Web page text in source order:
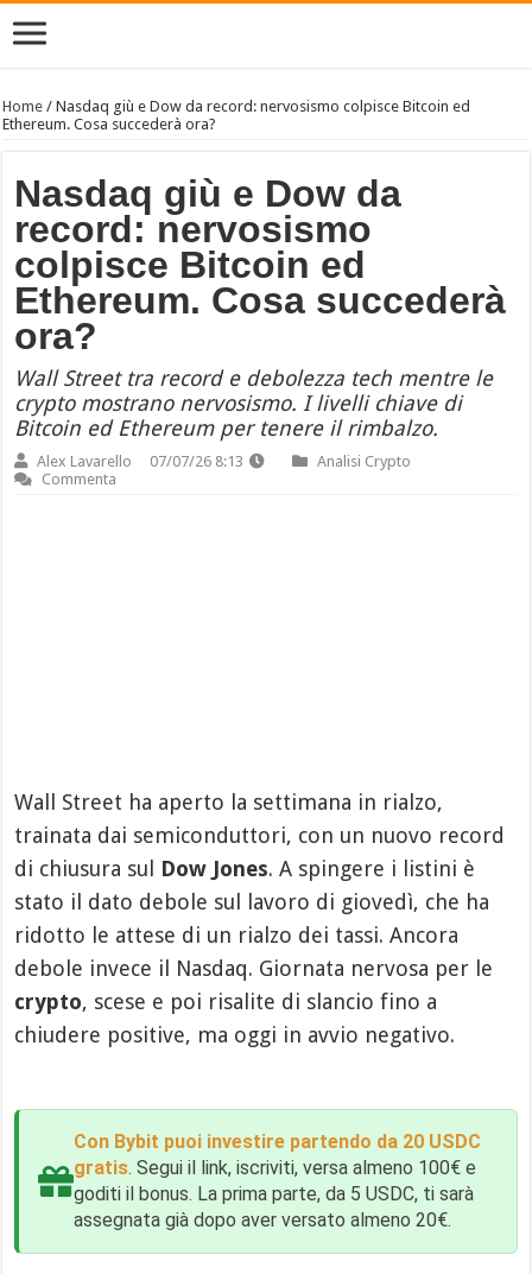
Home /Nasdaq giù e Dow da record: nervosismo colpisce Bitcoin ed
Ethereum. Cosa succederà ora?
Nasdaq giù e Dow da
record: nervosismo
colpisce Bitcoin ed
Ethereum. Cosa succederà
ora?
Wall Street tra record e debolezza tech mentre le
crypto mostrano nervosismo. I livelli chiave di
Bitcoin ed Ethereum per tenere il rimbalzo.
Alex Lavarello 07/07/26 8:13
Analisi Crypto
Commenta
Wall Street ha aperto la settimana in rialzo,
trainata dai semiconduttori, con un nuovo record
di chiusura sul Dow Jones. A spingere i listini è
stato il dato debole sul lavoro di giovedì, che ha
ridotto le attese di un rialzo dei tassi. Ancora
debole invece il Nasdaq. Giornata nervosa per le
crypto, scese e poi risalite di slancio fino a
chiudere positive, ma oggi in avvio negativo.
Con Bybit puoi investire partendo da 20 USDC
gratis. Segui il link, iscriviti, versa almeno 100€ e
goditi il bonus. La prima parte, da 5 USDC, ti sarà
assegnata già dopo aver versato almeno 20€.